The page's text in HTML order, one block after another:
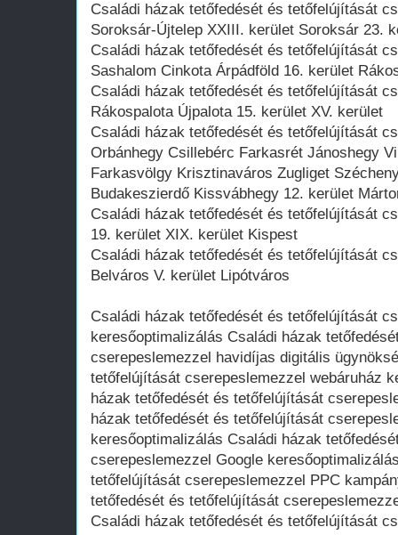
Családi házak tetőfedését és tetőfelújítását
Soroksár-Újtelep XXIII. kerület Soroksár 23.
Családi házak tetőfedését és tetőfelújítását
Sashalom Cinkota Árpádföld 16. kerület
Családi házak tetőfedését és tetőfelújítását
Rákospalota Újpalota 15. kerület XV. kerület
Családi házak tetőfedését és tetőfelújítását
Orbánhegy Csillebérc Farkasrét Jánoshegy
Farkasvölgy Krisztinaváros Zugliget
Budakeszierdő Kissvábhegy 12. kerület
Családi házak tetőfedését és tetőfelújítását
19. kerület XIX. kerület Kispest
Családi házak tetőfedését és tetőfelújítását
Belváros V. kerület Lipótváros
Családi házak tetőfedését és tetőfelújítását
keresőoptimalizálás Családi házak
cserepeslemezzel havidíjas digitális
tetőfelújítását cserepeslemezzel webáruház
házak tetőfedését és tetőfelújítását
házak tetőfedését és tetőfelújítását
keresőoptimalizálás Családi házak
cserepeslemezzel Google
tetőfelújítását cserepeslemezzel PPC
tetőfedését és tetőfelújítását
Családi házak tetőfedését és tetőfelújítását